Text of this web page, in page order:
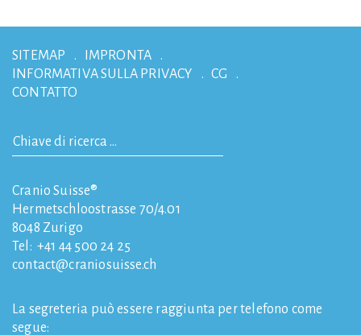
SITEMAP
IMPRONTA
INFORMATIVA SULLA PRIVACY
CG
CONTATTO
Cranio Suisse®
Hermetschloostrasse 70/4.01
8048 Zurigo
Tel: +41 44 500 24 25
contact
craniosuisse.ch
La segreteria può essere raggiunta per telefono come
segue: